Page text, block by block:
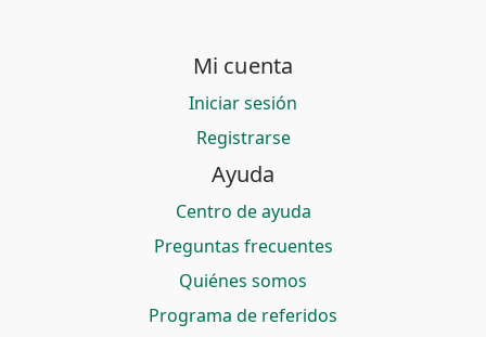
Mi cuenta
Iniciar sesión
Registrarse
Ayuda
Centro de ayuda
Preguntas frecuentes
Quiénes somos
Programa de referidos